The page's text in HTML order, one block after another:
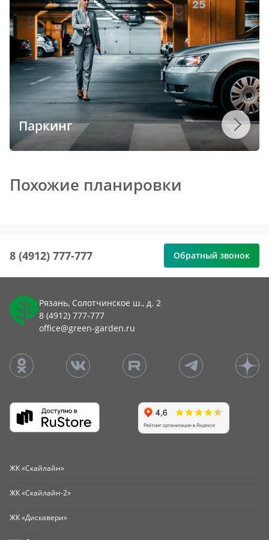
Паркинг
Похожие планировки
8 (4912) 777-777 Обратный звонок
Рязань, Солотчинское ш., д. 2
8 (4912) 777-777
office@green-garden.ru
ЖК «Скайлайн»
ЖК «Скайлайн-2»
ЖК «Дискавери»